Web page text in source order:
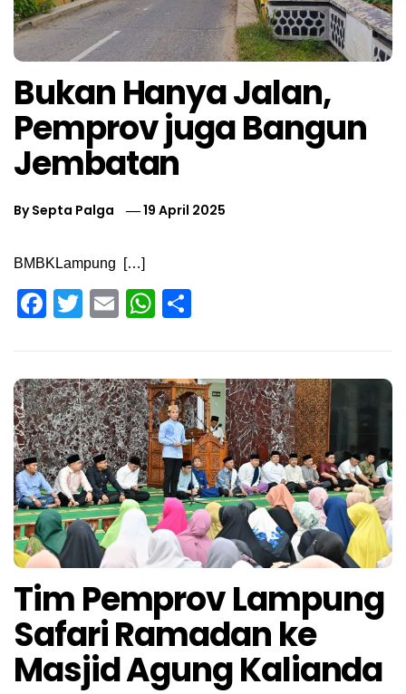
Bukan Hanya Jalan,
Pemprov juga Bangun
Jembatan
BySepta Palga 19 April 2025
BMBKLampung […]
Facebook
Twitter
EmailWhatsApp
Tim Pemprov Lampung
Safari Ramadan ke
Masjid Agung Kalianda